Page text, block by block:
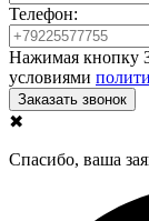
Телефон:
Нажимая кнопку
условиями
✖
Спасибо, ваша